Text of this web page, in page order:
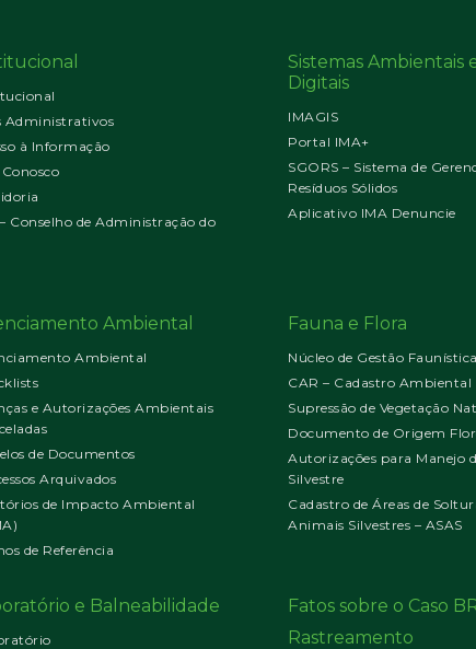
Administrativos
à Informação
Conosco
Conselho de Administração do
Sistemas Ambientais
Digitais
IMAGIS
Portal IMA+
SGORS – Sistema de
Resíduos Sólidos
Aplicativo IMA Denuncie
Ambiental
Ambiental
e Autorizações Ambientais
de Documentos
Arquivados
de Impacto Ambiental
de Referência
Fauna e Flora
Núcleo de Gestão
CAR – Cadastro Ambiental
Supressão de Vegetação
Documento de Origem
Autorizações para Manejo
Silvestre
Cadastro de Áreas de
Animais Silvestres – ASAS
e Balneabilidade
Fatos sobre o Caso
Rastreamento